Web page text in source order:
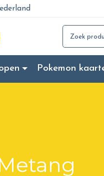
Search for:
Pokemon